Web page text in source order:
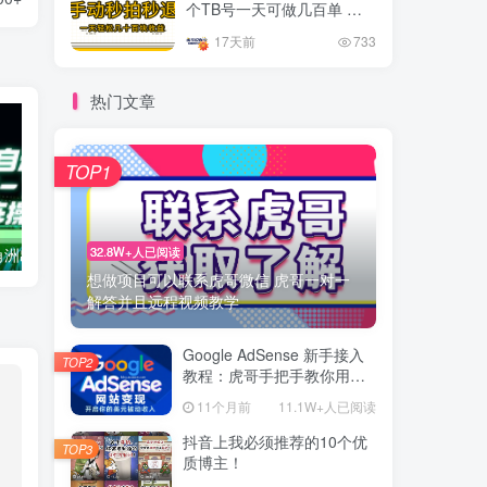
外面开车的三角洲出售脚本，无卡密版本 单窗口日收益30-70+ 可批量操作
个TB号一天可做几百单 单
17天前 733
热门文章
32.8W+人已阅读
想做项目可以联系虎哥微信 虎哥一对一
解答并且远程视频教学
TOP1
Google AdSense 新手接入
教程：虎哥手把手教你用网
站赚取美元收入
11个月前 11.1W+人已阅读
TOP2
抖音上我必须推荐的10个优
质博主！
TOP3